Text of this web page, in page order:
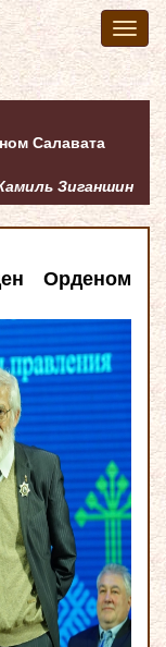
Салавата
Зиганшин
Орденом